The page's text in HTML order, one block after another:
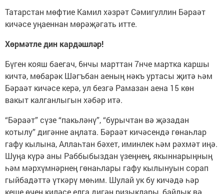
Татарстан мөфтие Камил хәзрәт Сәмигуллин Бәраәт
кичәсе уңаеннан мөрәҗәгать итте.
Хөрмәтле дин кардәшләр!
Бүген кояш баегач, 6нчы марттан 7нче мартка каршы
кичтә, мөбарәк Шәгъбан аеның нәкъ уртасы җитә һәм
Бәраәт кичәсе керә, ул безгә Рамазан аена 15 көн
вакыт калганлыгын хәбәр итә.
“Бәраәт” сүзе “пакьләнү”, “бурычтан вә җәзадан
котылу” дигәнне аңлата. Бәраәт кичәсендә гөнаһлар
гафу кылына, Аллаһтан бәхет, иминлек һәм рәхмәт иңә.
Шуңа күрә аны Раббыбыздан үзеңнең, якыннарыңның
һәм мәрхүмнәрнең гөнаһлары гафу кылынуын сорап
гыйбадәттә үткәрү мөһим. Шулай ук бу кичәдә һәр